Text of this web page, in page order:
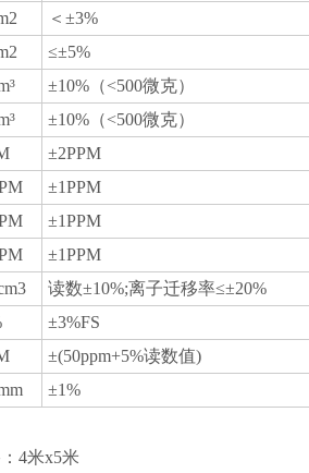
＜±3%
≤±5%
±10%（<500微克）
±10%（<500微克）
±2PPM
±1PPM
±1PPM
±1PPM
读数±10%;离子迁移率≤±20%
±3%FS
±(50ppm+5%读数值)
±1%
4米x5米